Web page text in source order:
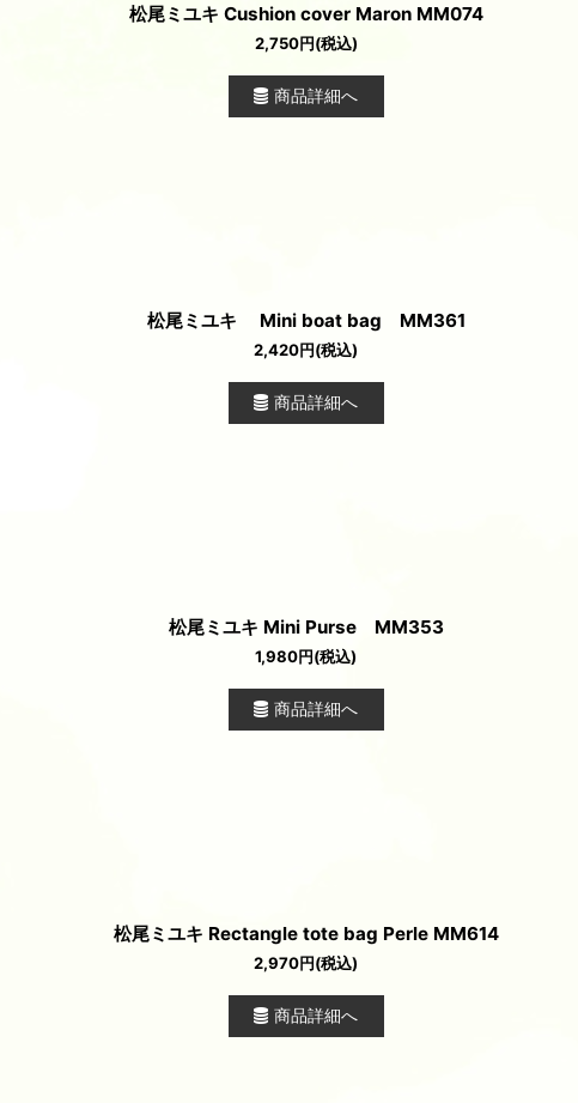
松尾ミユキ Cushion cover Maron MM074
2,750円(税込)
商品詳細へ
松尾ミユキ Mini boat bag MM361
2,420円(税込)
商品詳細へ
松尾ミユキ Mini Purse MM353
1,980円(税込)
商品詳細へ
松尾ミユキ Rectangle tote bag Perle MM614
2,970円(税込)
商品詳細へ